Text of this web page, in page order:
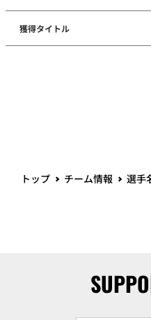
獲得タイトル
トップ チーム情報 選手